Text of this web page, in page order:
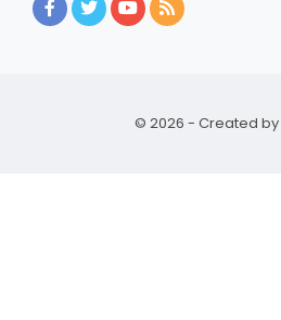
© 2026 - Created by